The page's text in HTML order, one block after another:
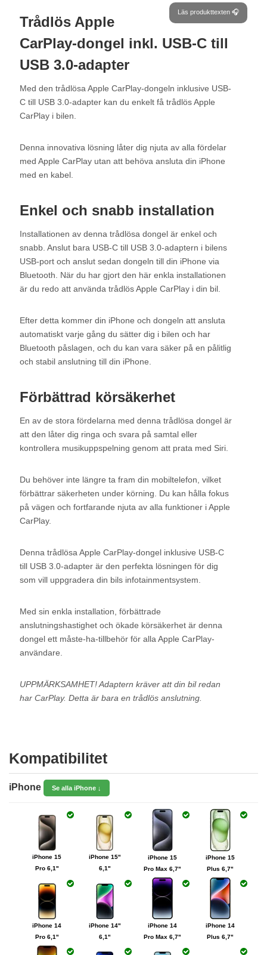
Läs produkttexten 🎧
Trådlös Apple
CarPlay-dongel inkl. USB-C till
USB 3.0-adapter
Med den trådlösa Apple CarPlay-dongeln inklusive USB-
C till USB 3.0-adapter kan du enkelt få trådlös Apple
CarPlay i bilen.
Denna innovativa lösning låter dig njuta av alla fördelar
med Apple CarPlay utan att behöva ansluta din iPhone
med en kabel.
Enkel och snabb installation
Installationen av denna trådlösa dongel är enkel och
snabb. Anslut bara USB-C till USB 3.0-adaptern i bilens
USB-port och anslut sedan dongeln till din iPhone via
Bluetooth. När du har gjort den här enkla installationen
är du redo att använda trådlös Apple CarPlay i din bil.
Efter detta kommer din iPhone och dongeln att ansluta
automatiskt varje gång du sätter dig i bilen och har
Bluetooth påslagen, och du kan vara säker på en pålitlig
och stabil anslutning till din iPhone.
Förbättrad körsäkerhet
En av de stora fördelarna med denna trådlösa dongel är
att den låter dig ringa och svara på samtal eller
kontrollera musikuppspelning genom att prata med Siri.
Du behöver inte längre ta fram din mobiltelefon, vilket
förbättrar säkerheten under körning. Du kan hålla fokus
på vägen och fortfarande njuta av alla funktioner i Apple
CarPlay.
Denna trådlösa Apple CarPlay-dongel inklusive USB-C
till USB 3.0-adapter är den perfekta lösningen för dig
som vill uppgradera din bils infotainmentsystem.
Med sin enkla installation, förbättrade
anslutningshastighet och ökade körsäkerhet är denna
dongel ett måste-ha-tillbehör för alla Apple CarPlay-
användare.
UPPMÄRKSAMHET! Adaptern kräver att din bil redan
har CarPlay. Detta är bara en trådlös anslutning.
Kompatibilitet
iPhone Se alla iPhone ↓
iPhone 14
Plus 6,7"
iPhone 14
Pro Max 6,7"
iPhone 14"
6,1"
iPhone 14
Pro 6,1"
iPhone 15
Plus 6,7"
iPhone 15
Pro Max 6,7"
iPhone 15"
6,1"
iPhone 15
Pro 6,1"